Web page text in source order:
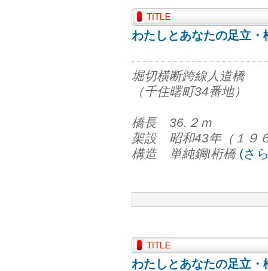
わたしとあなたの足立・
堀切横断跨線人道橋
（千住曙町34番地）
橋長 36.２ｍ
架設 昭和43年（１９
構造 単純鋼I桁橋 (さ
わたしとあなたの足立・